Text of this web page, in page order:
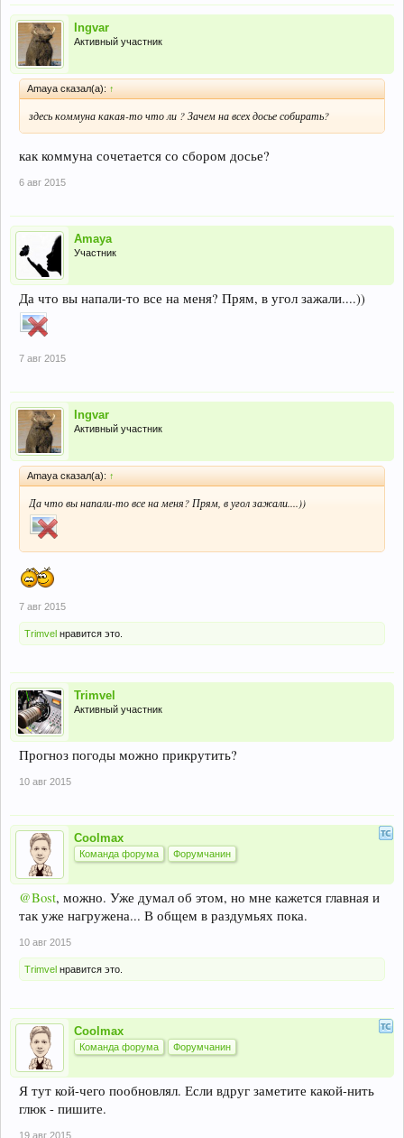
Ingvar
Активный участник
Amaya сказал(а): ↑
здесь коммуна какая-то что ли ? Зачем на всех досье собирать?
как коммуна сочетается со сбором досье?
6 авг 2015
Amaya
Участник
Да что вы напали-то все на меня? Прям, в угол зажали....))
7 авг 2015
Ingvar
Активный участник
Amaya сказал(а): ↑
Да что вы напали-то все на меня? Прям, в угол зажали....))
7 авг 2015
Trimvel нравится это.
Trimvel
Активный участник
Прогноз погоды можно прикрутить?
10 авг 2015
Coolmax
Команда форума Форумчанин
@Bost, можно. Уже думал об этом, но мне кажется главная и
так уже нагружена... В общем в раздумьях пока.
10 авг 2015
Trimvel нравится это.
Coolmax
Команда форума Форумчанин
Я тут кой-чего пообновлял. Если вдруг заметите какой-нить
глюк - пишите.
19 авг 2015